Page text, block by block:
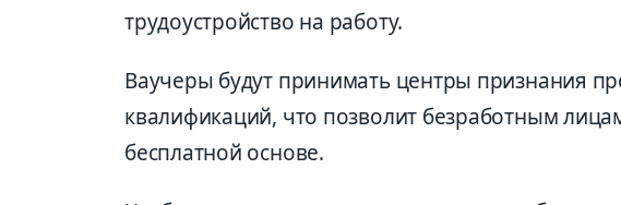
трудоустройство на работу.
Ваучеры будут принимать центры признания
квалификаций, что позволит безработным
бесплатной основе.